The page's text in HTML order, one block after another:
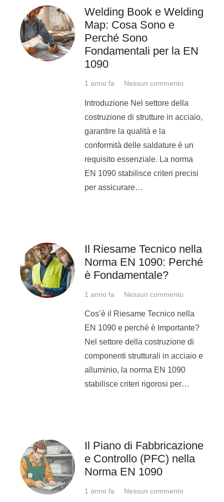
vi è semplicemente una
localizzazione del processo da
effettuare.Infatti,su tale “freccia” vi è
riportato il simbolo del cianfrino da
realizzare e eventualmente le
dimensioni della lunghezza del
essere discontinuo, sono riportati i
parametri geometrici dei singoli tratti,
con relativo distanziamento .
Alcuni parametri importanti.
Una delle indicazioni indispensabili
dovrebbe essere riporta l’altezza di
gola, indicata con “a”, oppure illato
del cordone, indicato con “z”, sono
parametri di fondamentale
importanza per garantire la tenuta
strutturale del giunto, così come
calcolata da progetto. Se, invece, la
saldatura in questione dovesse
essere testa a testa, può esservi
riportata lo spessore del cordone.In
parziale penetrazione.
Eventuali indicazioni evidenziate
dalla simbologia di saldatura, sono
relative allo stato finale del giunto,
Welding Book e Welding
Map: Cosa Sono e
Perché Sono
Fondamentali per la EN
1090
1 anno fa Nessun commento
Introduzione Nel settore della
costruzione di strutture in acciaio,
garantire la qualità e la
conformità delle saldature è un
requisito essenziale. La norma
EN 1090 stabilisce criteri precisi
per assicurare…
Il Riesame Tecnico nella
Norma EN 1090: Perché
è Fondamentale?
1 anno fa Nessun commento
Cos’è il Riesame Tecnico nella
EN 1090 e perché è Importante?
Nel settore della costruzione di
componenti strutturali in acciaio e
alluminio, la norma EN 1090
stabilisce criteri rigorosi per…
Il Piano di Fabbricazione
e Controllo (PFC) nella
Norma EN 1090
1 anno fa Nessun commento